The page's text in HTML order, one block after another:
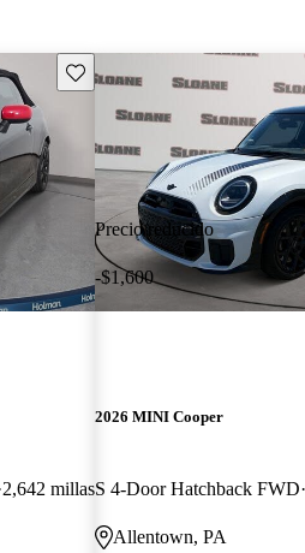
Guarda este Aviso
2,642 millas
Precio reducido
-$1,600
2026 MINI Cooper
S 4-Door Hatchback FWD
Allentown, PA